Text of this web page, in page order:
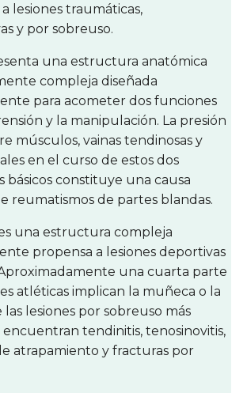
lesiones traumáticas,
y por sobreuso.
una estructura anatómica
compleja diseñada
para acometer dos funciones
y la manipulación. La presión
músculos, vainas tendinosas y
en el curso de estos dos
básicos constituye una causa
reumatismos de partes blandas.
una estructura compleja
propensa a lesiones deportivas
una cuarta parte
atléticas implican la muñeca o la
lesiones por sobreuso más
encuentran tendinitis, tenosinovitis,
atrapamiento y fracturas por